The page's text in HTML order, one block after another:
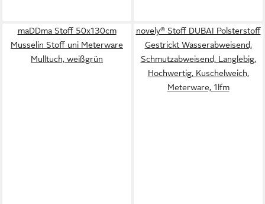
maDDma Stoff 50x130cm
Musselin Stoff uni Meterware
Mulltuch, weißgrün
novely® Stoff DUBAI Polsterstoff
Gestrickt Wasserabweisend,
Schmutzabweisend, Langlebig,
Hochwertig, Kuschelweich,
Meterware, 1lfm